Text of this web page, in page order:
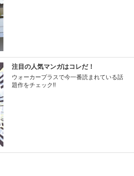
注目の人気マンガはコレだ！
ウォーカープラスで今一番読まれている話
題作をチェック!!